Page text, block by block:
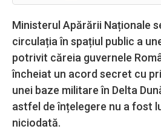
Ministerul Apărării Naționale
circulația în spațiul public a
potrivit căreia guvernele
încheiat un acord secret cu
unei baze militare în Delta
astfel de înțelegere nu a fost
niciodată.